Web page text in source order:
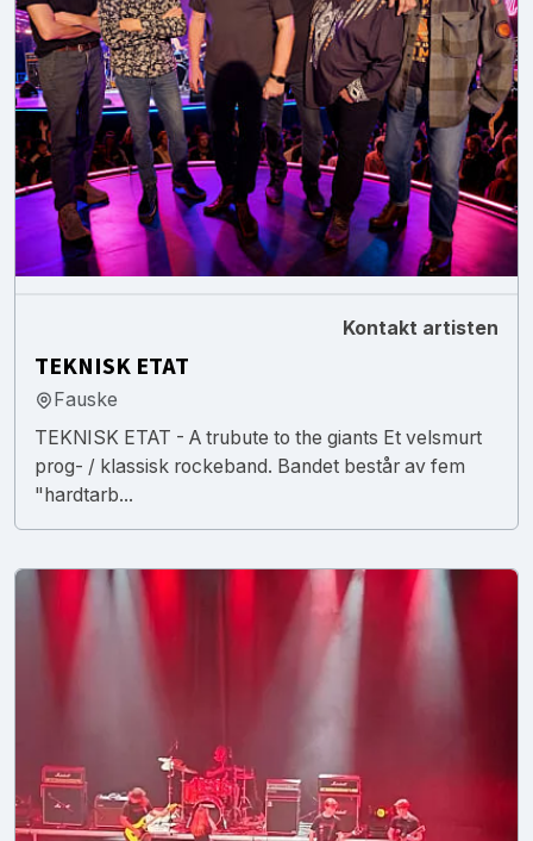
Kontakt artisten
TEKNISK ETAT
Fauske
TEKNISK ETAT - A trubute to the giants Et velsmurt
prog- / klassisk rockeband. Bandet består av fem
"hardtarb...